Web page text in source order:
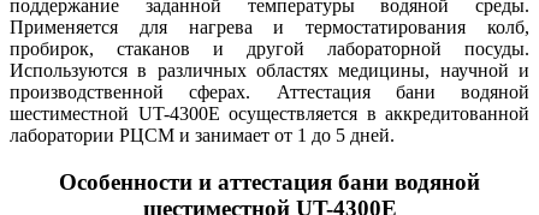
поддержание заданной температуры водяной среды.
Применяется для нагрева и термостатирования колб,
пробирок, стаканов и другой лабораторной посуды.
Используются в различных областях медицины, научной и
производственной сферах. Аттестация бани водяной
шестиместной UT-4300E осуществляется в аккредитованной
лаборатории РЦСМ и занимает от 1 до 5 дней.
Особенности и аттестация бани водяной
шестиместной UT-4300E